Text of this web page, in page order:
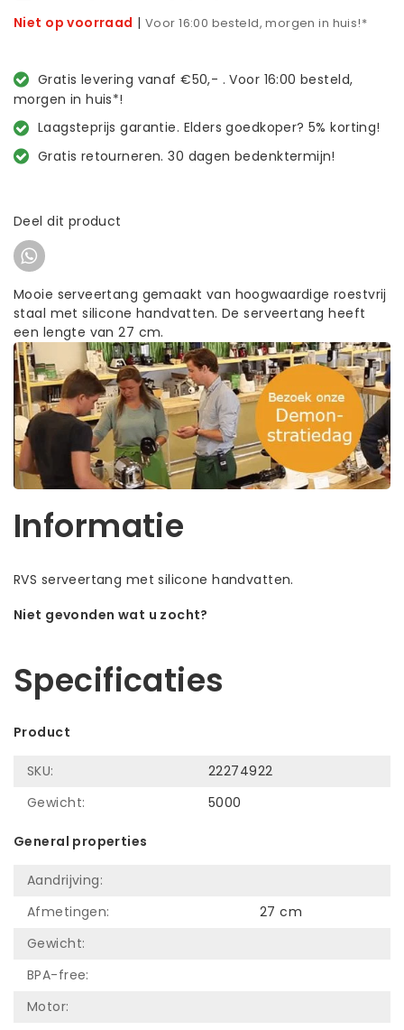
Niet op voorraad | Voor 16:00 besteld, morgen in huis!*
Gratis levering vanaf €50,- . Voor 16:00 besteld,
morgen in huis*!
Laagsteprijs garantie. Elders goedkoper? 5% korting!
Gratis retourneren. 30 dagen bedenktermijn!
Deel dit product
Mooie serveertang gemaakt van hoogwaardige roestvrij
staal met silicone handvatten. De serveertang heeft
een lengte van 27 cm.
Informatie
RVS serveertang met silicone handvatten.
Niet gevonden wat u zocht?
Specificaties
Product
SKU:
22274922
Gewicht:
5000
General properties
Aandrijving:
Afmetingen:
27 cm
Gewicht:
BPA-free:
Motor: